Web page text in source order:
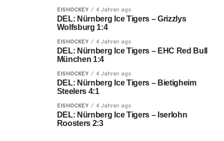
EISHOCKEY 4 Jahren ago
DEL: Nürnberg Ice Tigers – Grizzlys
Wolfsburg 1:4
EISHOCKEY 4 Jahren ago
DEL: Nürnberg Ice Tigers – EHC Red Bull
München 1:4
EISHOCKEY 4 Jahren ago
DEL: Nürnberg Ice Tigers – Bietigheim
Steelers 4:1
EISHOCKEY 4 Jahren ago
DEL: Nürnberg Ice Tigers – Iserlohn
Roosters 2:3